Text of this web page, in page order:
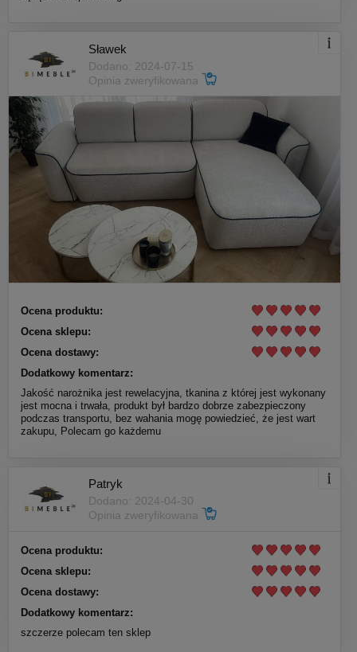
Sławek
Dodano: 2024-07-15
Opinia zweryfikowana
Ocena produktu:
Ocena sklepu:
Ocena dostawy:
Dodatkowy komentarz:
Jakość narożnika jest rewelacyjna, tkanina z której jest wykonany
jest mocna i trwała, produkt był bardzo dobrze zabezpieczony
podczas transportu, bez wahania mogę powiedzieć, że jest wart
zakupu, Polecam go każdemu
Patryk
Dodano: 2024-04-30
Opinia zweryfikowana
Ocena produktu:
Ocena sklepu:
Ocena dostawy:
Dodatkowy komentarz:
szczerze polecam ten sklep